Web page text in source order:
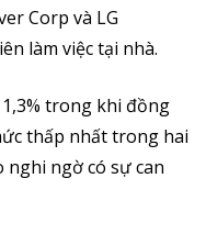
Corp và LG
làm việc tại nhà.
trong khi đồng
thấp nhất trong hai
nghi ngờ có sự can